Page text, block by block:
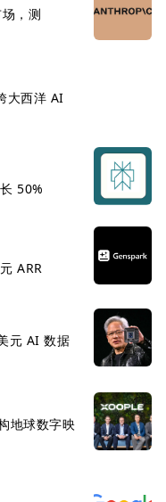
，测
大西洋 AI
50%
ARR
元 AI 数据
地球数字映